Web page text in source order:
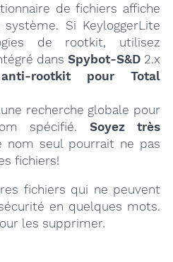
de fichiers affiche
Si KeyloggerLite
de rootkit, utilisez
dans Spybot-S&D 2.x
rootkit pour Total
recherche globale pour
spécifié. Soyez très
nom seul pourrait ne pas
fichiers!
fichiers qui ne peuvent
en quelques mots.
les supprimer.